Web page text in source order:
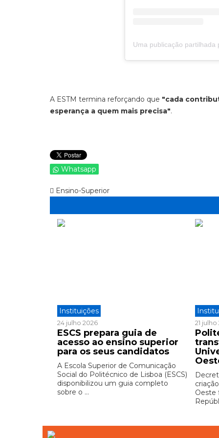
A ESTM termina reforçando que "cada
esperança a quem mais precisa".
Whatsapp
Ensino-Superior
Instituições
24 julho 2026
ESCS prepara guia de
acesso ao ensino superior
para os seus candidatos
A Escola Superior de Comunicação
Social do Politécnico de Lisboa (ESCS)
disponibilizou um guia completo
sobre o ...
21
Oeste